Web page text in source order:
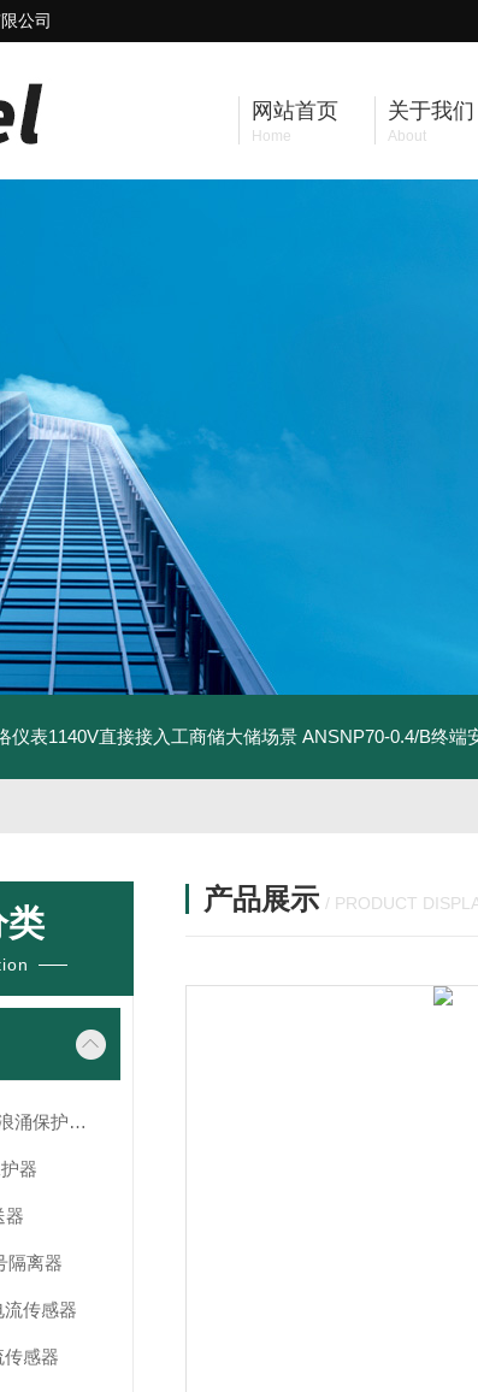
公司
网站首页
Home
关于我们
About
仪表1140V直接接入工商储大储场景 ANSNP70-0.4/B终端安
类
ARUH系列低压浪涌保护装置
器
器
隔离器
传感器
传感器
产品展示 / PRODUCT